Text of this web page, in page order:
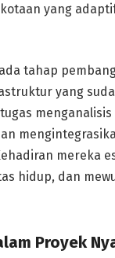
yang
tahap
yang
mereka
hidup, dan
Proyek